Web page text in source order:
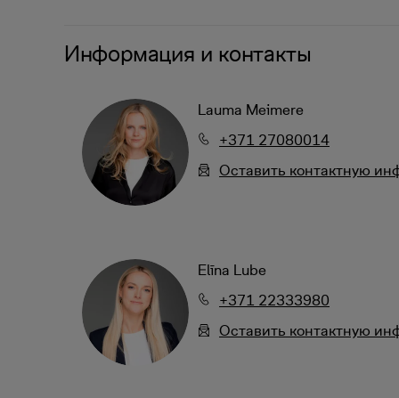
Информация и контакты
Lauma Meimere
+371 27080014
Oставить контактную
Elīna Lube
+371 22333980
Oставить контактную